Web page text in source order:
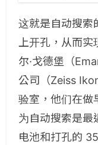
这就是自动搜索
上开孔，从而
尔·戈德堡（
公司（Zeiss
验室，他们在做
为自动搜索是最
电池和打孔的